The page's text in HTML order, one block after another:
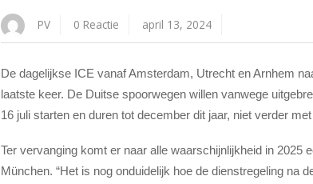
PV 0 Reactie april 13, 2024
De dagelijkse ICE vanaf Amsterdam, Utrecht en Arnhem
laatste keer. De Duitse spoorwegen willen vanwege
16 juli starten en duren tot december dit jaar, niet verder
Ter vervanging komt er naar alle waarschijnlijkheid in 2025
München. “Het is nog onduidelijk hoe de dienstregeling na